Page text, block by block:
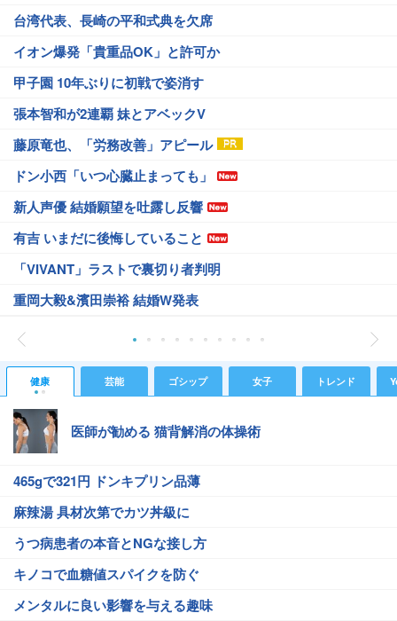
台湾代表、長崎の平和式典を欠席
イオン爆発「貴重品OK」と許可か
甲子園 10年ぶりに初戦で姿消す
張本智和が2連覇 妹とアベックV
藤原竜也、「労務改善」アピール
ドン小西「いつ心臓止まっても」
新人声優 結婚願望を吐露し反響
有吉 いまだに後悔していること
「VIVANT」ラストで裏切り者判明
重岡大毅&濱田崇裕 結婚W発表
健康 芸能 ゴシップ 女子 トレンド
医師が勧める 猫背解消の体操術
465gで321円 ドンキプリン品薄
麻辣湯 具材次第でカツ丼級に
うつ病患者の本音とNGな接し方
キノコで血糖値スパイクを防ぐ
メンタルに良い影響を与える趣味